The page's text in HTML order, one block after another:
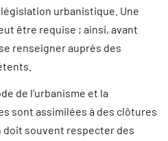
urbanistique. Une
être requise ; ainsi, avant
renseigner auprès des
de l’urbanisme et la
sont assimilées à des clôtures
doit souvent respecter des